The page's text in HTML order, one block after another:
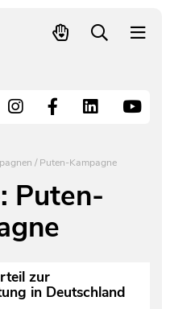
/Puten-Kampagne
Puten-
zur
in Deutschland